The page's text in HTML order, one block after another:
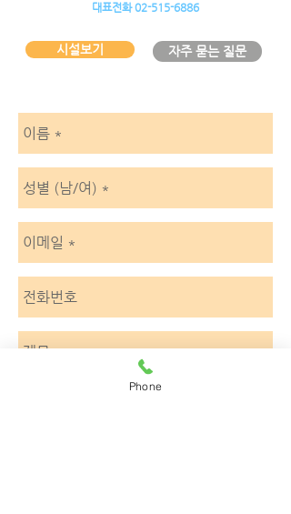
​대표전화02-515-6886
시설보기 자주 묻는 질문
Phone